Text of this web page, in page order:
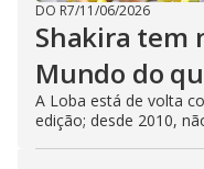
DO R7/11/06/2026
Shakira tem
Mundo do
A Loba está de volta
edição; desde 2010,